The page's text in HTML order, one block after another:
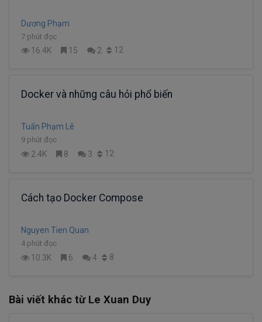
Dương Phạm
7 phút đọc
16.4K 15 2 12
Docker và những câu hỏi phổ biến
Tuấn Phạm Lê
9 phút đọc
2.4K 8 3 12
Cách tạo Docker Compose
Nguyen Tien Quan
4 phút đọc
10.3K 6 4 8
Bài viết khác từ Le Xuan Duy